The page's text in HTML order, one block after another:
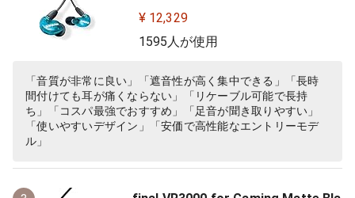
ゲーム ゲーミング スペシャルエデ
ィション カナル型 ワイヤレス変換
様 低音強化 配信 音楽 オーディオリ
スニング レコーディング 録音…
¥ 12,329
1595人が使用
「音質が非常に良い」「遮音性が高く集中できる」「長時
間付けても耳が痛くならない」「リケーブル可能で長持
ち」「コスパ最強でおすすめ」「足音が聞き取りやすい」
「使いやすいデザイン」「安価で高性能なエントリーモデ
ル」